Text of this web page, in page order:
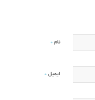
نام *
ایمیل *